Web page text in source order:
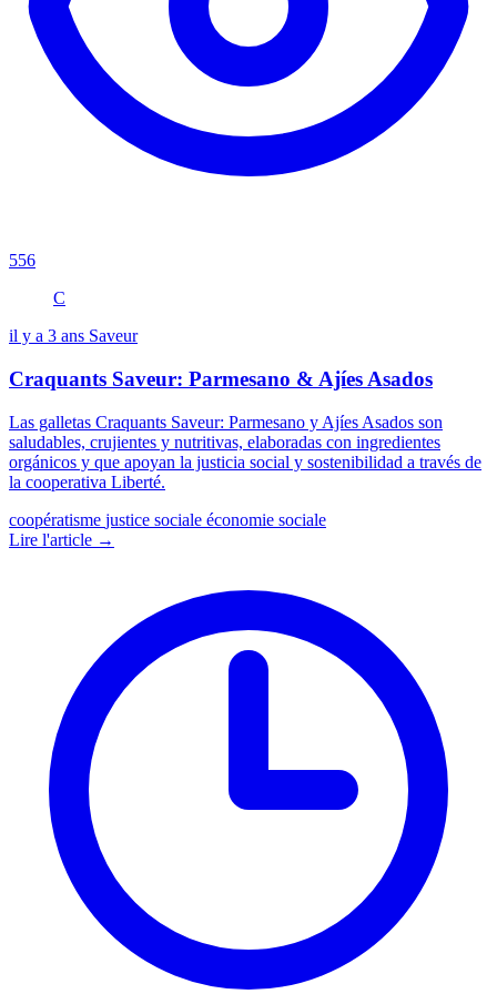
556
C
il y a 3 ans Saveur
Craquants Saveur: Parmesano & Ajíes Asados
Las galletas Craquants Saveur: Parmesano y Ajíes Asados son
saludables, crujientes y nutritivas, elaboradas con ingredientes
orgánicos y que apoyan la justicia social y sostenibilidad a través de
la cooperativa Liberté.
coopératisme justice sociale économie sociale
Lire l'article →